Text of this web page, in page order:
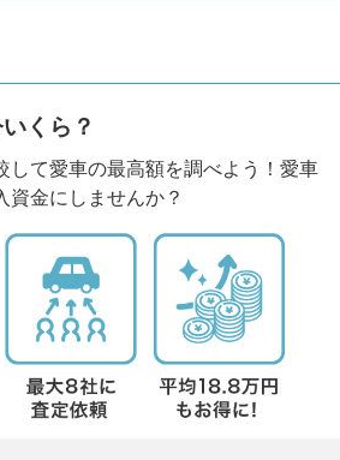
くら？
して愛車の最高額を調べよう！愛車
資金にしませんか？